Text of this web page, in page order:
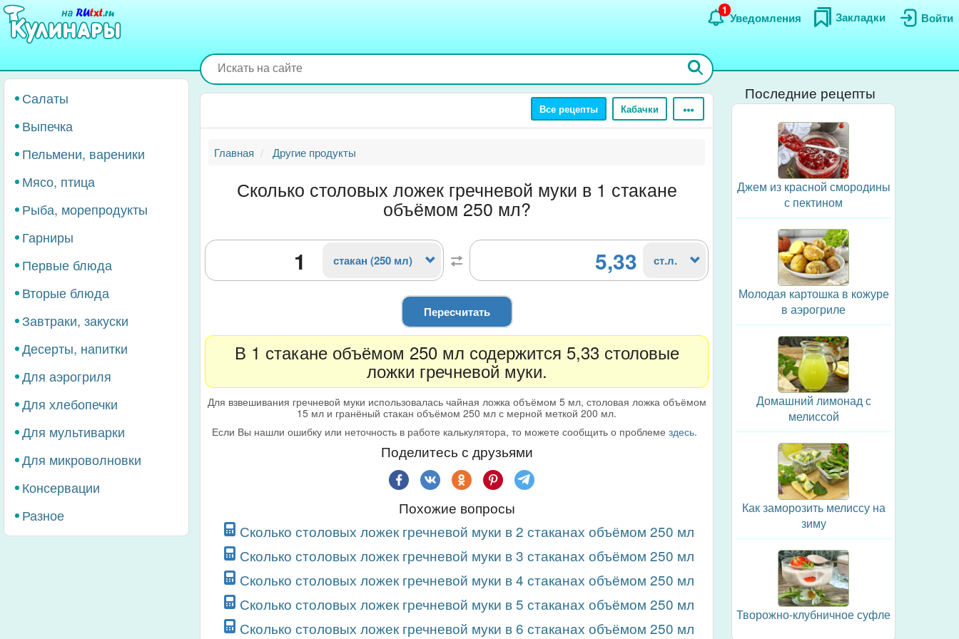
Перейти
основному
Войти
Закладки
Уведомления
1
Салаты
Выпечка
Пельмени, вареники
Мясо, птица
Рыба, морепродукты
Гарниры
Первые блюда
Вторые блюда
Завтраки, закуски
Десерты, напитки
Для аэрогриля
Для хлебопечки
Для мультиварки
Для микроволновки
Консервации
Разное
Все рецепты Кабачки
Главная Другие продукты
Сколько столовых ложек гречневой муки в 1 стакане
объёмом 250 мл?
стакан (250 мл) 5,33 ст.л.
Пересчитать
В 1 стакане объёмом 250 мл содержится 5,33 столовые
ложки гречневой муки.
Для взвешивания гречневой муки использовалась чайная ложка объёмом 5 мл, столовая ложка объёмом
15 мл и гранёный стакан объёмом 250 мл с мерной меткой 200 мл.
Если Вы нашли ошибку или неточность в работе калькулятора, то можете сообщить о проблеме здесь.
Поделитесь с друзьями
Похожие вопросы
Сколько столовых ложек гречневой муки в 2 стаканах объёмом 250 мл
Сколько столовых ложек гречневой муки в 3 стаканах объёмом 250 мл
Сколько столовых ложек гречневой муки в 4 стаканах объёмом 250 мл
Сколько столовых ложек гречневой муки в 5 стаканах объёмом 250 мл
Сколько столовых ложек гречневой муки в 6 стаканах объёмом 250 мл
Последние рецепты
Джем из красной смородины
с пектином
Молодая картошка в кожуре
в аэрогриле
Домашний лимонад с
мелиссой
Как заморозить мелиссу на
зиму
Творожно-клубничное суфле